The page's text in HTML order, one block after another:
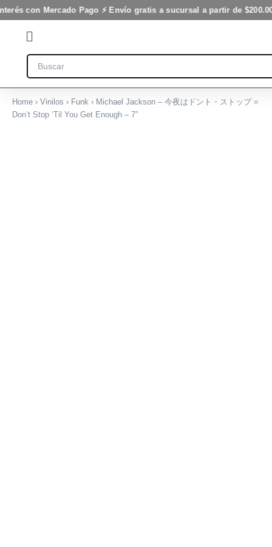
con Mercado Pago ⚡ Envío gratis a sucursal a partir de
Ir
al
Flyout
Menu
Search
Home › Vinilos › Funk › Michael Jackson – 今夜はドント・ストップ =
Don’t Stop ‘Til You Get Enough – 7″